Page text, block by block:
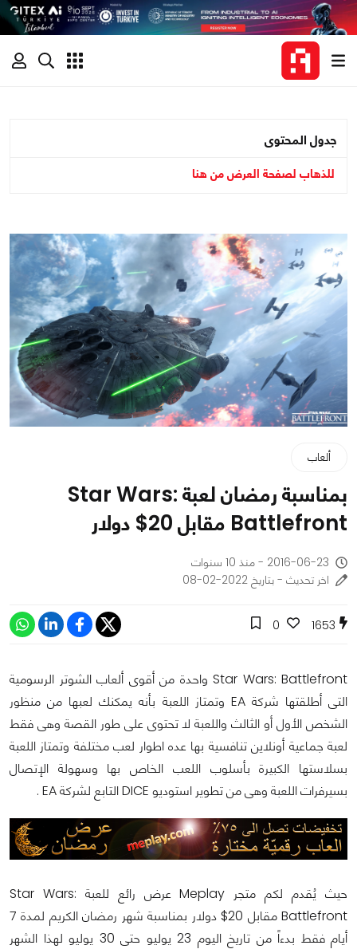
جدول المحتوى
للذهاب لصفحة العرض من هنا
ألعاب
بمناسبة رمضان لعبة Star Wars:
Battlefront مقابل 20$ دولار
2016-06-23 - منذ 10 سنوات
اخر تحديث - بتاريخ 2022-02-08
1653
0
Star Wars: Battlefront واحدة من أقوى ألعاب الشوتر الرسومية
التى أطلقتها شركة EA وتمتاز اللعبة بأنه يمكنك لعبها من منظور
الشخص الأول أو الثالث واللعبة لا تحتوى على طور القصة وهى فقط
لعبة جماعية أونلاين تنافسية بها عده اطوار لعب مختلفة وتمتاز اللعبة
بسلاستها الكبيرة بأسلوب اللعب الخاص بها وسهولة الإتصال
بسيرفرات اللعبة وهى من تطوير استوديو DICE التابع لشركة EA .
حيث يُقدم لكم متجر Meplay عرض رائع للعبة Star Wars:
Battlefront مقابل 20$ دولار بمناسبة شهر رمضان الكريم لمدة 7
أيام فقط بدءاً من تاريخ اليوم 23 يوليو حتى 30 يوليو لهذا الشهر